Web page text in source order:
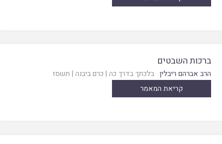
ברכות השבטים
הרב אברהם ריבלין בלכתך בדרך כה | כרם ביבנה | תשסז
קריאת המאמר